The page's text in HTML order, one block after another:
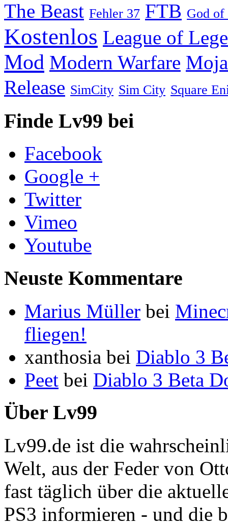
The Beast Fehler 37 FTB God of
Kostenlos League of
Mod Modern Warfare
Release SimCity Sim City Square
Finde Lv99 bei
Facebook
Google +
Twitter
Vimeo
Youtube
Neuste Kommentare
Marius Müller bei
fliegen!
xanthosia bei Diablo 3
Peet bei Diablo 3 Beta
Über Lv99
Lv99.de ist die
Welt, aus der Feder von
fast täglich über die
PS3 informieren - und die